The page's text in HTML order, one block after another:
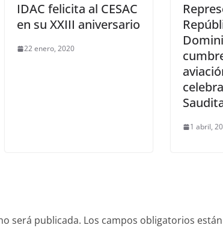
IDAC felicita al CESAC
en su XXIII aniversario
22 enero, 2020
1 abril,
será publicada. Los campos obligatorios